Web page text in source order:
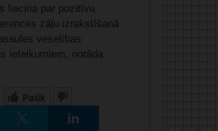
liecina par pozitīvu
zāļu izrakstīšanā
veselības
ieteikumiem, norāda
Patīk